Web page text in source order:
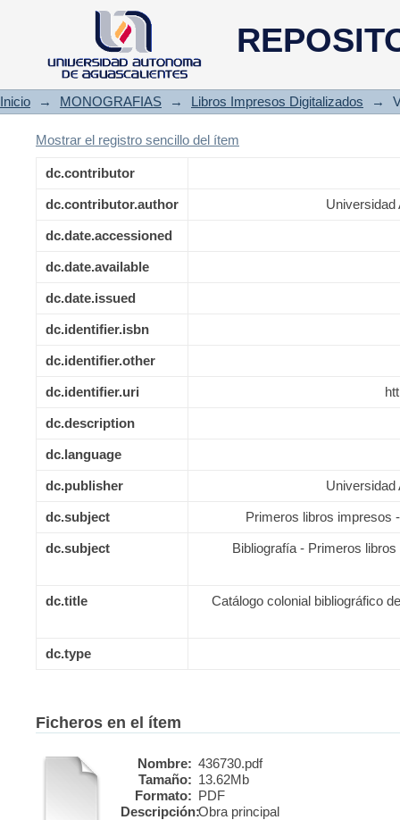
Catálogo colonial
Aguascalientes
Inicio → MONOGRAFIAS → Libros Impresos Digitalizados →
Mostrar el registro sencillo del ítem
dc.contributor
dc.contributor.author Universidad
dc.date.accessioned
dc.date.available
dc.date.issued
dc.identifier.isbn
dc.identifier.other
dc.identifier.uri
dc.description
dc.language
dc.publisher Universidad
dc.subject Primeros libros impresos
dc.subject Bibliografía - Primeros
dc.title Catálogo colonial bibliográfico
dc.type
Ficheros en el ítem
Nombre: 436730.pdf
Tamaño: 13.62Mb
Formato: PDF
Descripción:Obra principal